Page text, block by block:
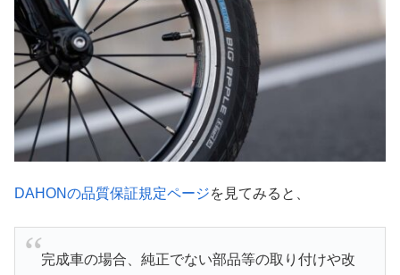
DAHONの品質保証規定ページを見てみると、
完成車の場合、純正でない部品等の取り付けや改